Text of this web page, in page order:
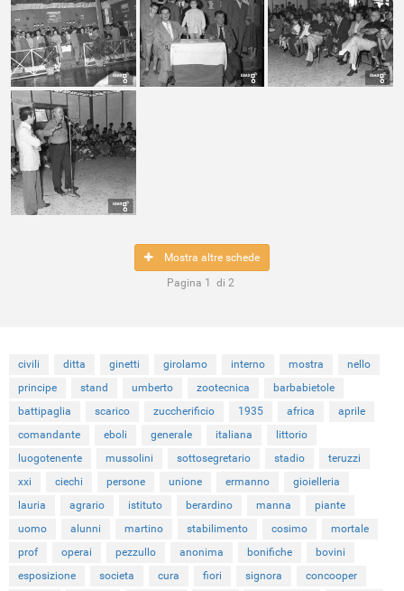
Mostra altre schede
Pagina 1 di 2
civili ditta ginetti girolamo interno mostra
nello
principe
stand umberto zootecnica
barbabietole
battipaglia
scarico zuccherificio 1935 africa
aprile
comandante
eboli generale italiana
littorio
luogotenente
mussolini sottosegretario stadio
teruzzi
xxi
ciechi persone unione ermanno
gioielleria
lauria
agrario istituto berardino manna
piante
uomo
alunni martino stabilimento cosimo
mortale
prof
operai pezzullo anonima bonifiche
bovini
esposizione
societa cura fiori signora concooper